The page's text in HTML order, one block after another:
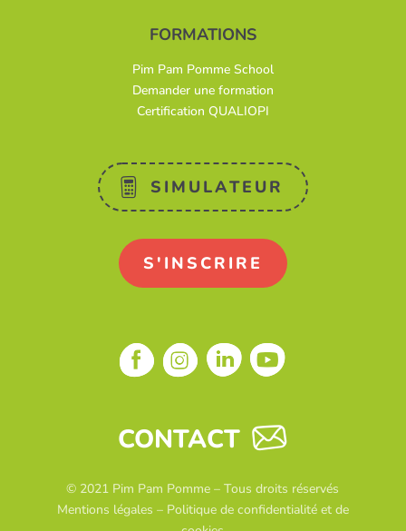
FORMATIONS
Pim Pam Pomme School
Demander une formation
Certification QUALIOPI
SIMULATEUR
S'INSCRIRE
CONTACT
© 2021 Pim Pam Pomme – Tous droits réservés
Mentions légales – Politique de confidentialité et de